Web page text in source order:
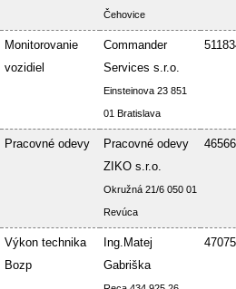
Čehovice
Monitorovanie
vozidiel
Commander
Services s.r.o.
Einsteinova 23 851
01 Bratislava
Pracovné odevy
Pracovné odevy
ZIKO s.r.o.
Okružná 21/6 050 01
Revúca
Výkon technika
Bozp
Ing.Matej
Gabriška